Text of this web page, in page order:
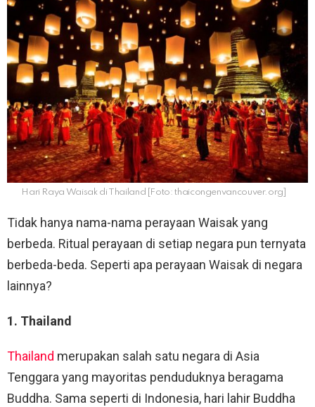
Hari Raya Waisak di Thailand [Foto: thaicongenvancouver.org]
Tidak hanya nama-nama perayaan Waisak yang
berbeda. Ritual perayaan di setiap negara pun ternyata
berbeda-beda. Seperti apa perayaan Waisak di negara
lainnya?
1. Thailand
Thailand merupakan salah satu negara di Asia
Tenggara yang mayoritas penduduknya beragama
Buddha. Sama seperti di Indonesia, hari lahir Buddha